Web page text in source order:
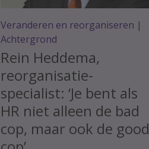
Veranderen en reorganiseren |
Achtergrond
Rein Heddema,
reorganisatie-
specialist: ‘Je bent als
HR niet alleen de bad
cop, maar ook de good